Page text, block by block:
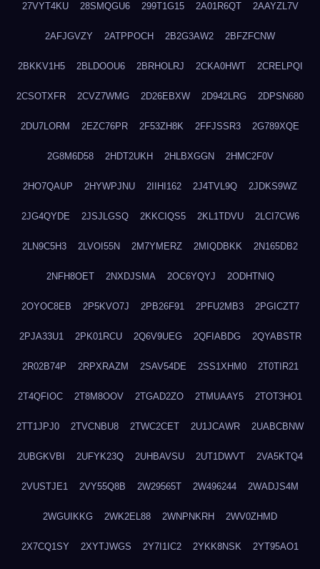
27VYT4KU 28SMQGU6 299T1G15 2A01R6QT 2AAYZL7V
2AFJGVZY 2ATPPOCH 2B2G3AW2 2BFZFCNW
2BKKV1H5 2BLDOOU6 2BRHOLRJ 2CKA0HWT 2CRELPQI
2CSOTXFR 2CVZ7WMG 2D26EBXW 2D942LRG 2DPSN680
2DU7LORM 2EZC76PR 2F53ZH8K 2FFJSSR3 2G789XQE
2G8M6D58 2HDT2UKH 2HLBXGGN 2HMC2F0V
2HO7QAUP 2HYWPJNU 2IIHI162 2J4TVL9Q 2JDKS9WZ
2JG4QYDE 2JSJLGSQ 2KKCIQS5 2KL1TDVU 2LCI7CW6
2LN9C5H3 2LVOI55N 2M7YMERZ 2MIQDBKK 2N165DB2
2NFH8OET 2NXDJSMA 2OC6YQYJ 2ODHTNIQ
2OYOC8EB 2P5KVO7J 2PB26F91 2PFU2MB3 2PGICZT7
2PJA33U1 2PK01RCU 2Q6V9UEG 2QFIABDG 2QYABSTR
2R02B74P 2RPXRAZM 2SAV54DE 2SS1XHM0 2T0TIR21
2T4QFIOC 2T8M8OOV 2TGAD2ZO 2TMUAAY5 2TOT3HO1
2TT1JPJ0 2TVCNBU8 2TWC2CET 2U1JCAWR 2UABCBNW
2UBGKVBI 2UFYK23Q 2UHBAVSU 2UT1DWVT 2VA5KTQ4
2VUSTJE1 2VY55Q8B 2W29565T 2W496244 2WADJS4M
2WGUIKKG 2WK2EL88 2WNPNKRH 2WV0ZHMD
2X7CQ1SY 2XYTJWGS 2Y7I1IC2 2YKK8NSK 2YT95AO1